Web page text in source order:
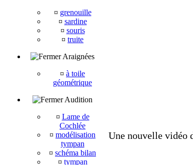
¤ grenouille
¤ sardine
¤ souris
¤ truite
Araignées
¤ à toile
géométrique
Audition
¤ Lame de
Cochlée
¤ modélisation
tympan
¤ schéma bilan
¤ tympan
Une nouvelle vidéo